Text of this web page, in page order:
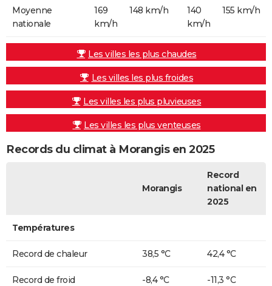
Moyenne
nationale
169
km/h
148 km/h
140
km/h
155 km/h
Les villes les plus chaudes
Les villes les plus froides
Les villes les plus pluvieuses
Les villes les plus venteuses
Records du climat à Morangis en 2025
Morangis
Record
national en
2025
Températures
Record de chaleur 38,5 °C 42,4 °C
Record de froid -8,4 °C -11,3 °C